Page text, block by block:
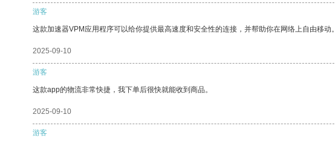
游客
这款加速器VPM应用程序可以给你提供最高速度和安全性的连接，并帮助你在网络上自由移动。
2025-09-10
游客
这款app的物流非常快捷，我下单后很快就能收到商品。
2025-09-10
游客